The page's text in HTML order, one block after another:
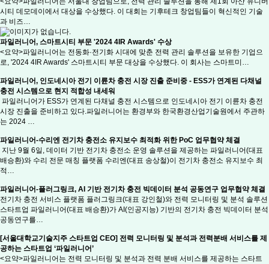
시티 데모데이에서 대상을 수상했다. 이 대회는 기후테크 창업팀들이 혁신적인 기술
과 비즈…
파일러니어, 스마트시티 부문 '2024 4IR Awards' 수상
<요약>파일러니어는 전동화·전기화 시대에 맞춘 전력 관리 솔루션을 보유한 기업으
로, '2024 4IR Awards' 스마트시티 부문 대상을 수상했다. 이 회사는 스마트미…
파일러니어, 인도네시아 전기 이륜차 충전 시장 진출 준비중 - ESS가 연계된 다채널
충전 시스템으로 현지 적합성 내세워
파일러니어가 ESS가 연계된 다채널 충전 시스템으로 인도네시아 전기 이륜차 충전
시장 진출을 준비하고 있다.파일러니어는 환경부와 한국환경산업기술원에서 주관하
는 2024 …
파일러니어-수리엔 전기차 충전소 유지보수 최적화 위한 PoC 업무협약 체결
지난 9월 6일, 데이터 기반 전기차 충전소 운영 솔루션을 제공하는 파일러니어(대표
배승환)와 수리 전문 매칭 플랫폼 수리엔(대표 송상철)이 전기차 충전소 유지보수 최
적…
파일러니어-플러그링크, AI 기반 전기차 충전 빅데이터 분석 공동연구 업무협약 체결
전기차 충전 서비스 플랫폼 플러그링크(대표 강인철)와 전력 모니터링 및 분석 솔루션
스타트업 파일러니어(대표 배승환)가 AI(인공지능) 기반의 전기차 충전 빅데이터 분석
공동연구를…
[서울대학교기술지주 스타트업 CEO] 전력 모니터링 및 분석과 전력분배 서비스를 제
공하는 스타트업 ‘파일러니어’
<요약>파일러니어는 전력 모니터링 및 분석과 전력 분배 서비스를 제공하는 스타트